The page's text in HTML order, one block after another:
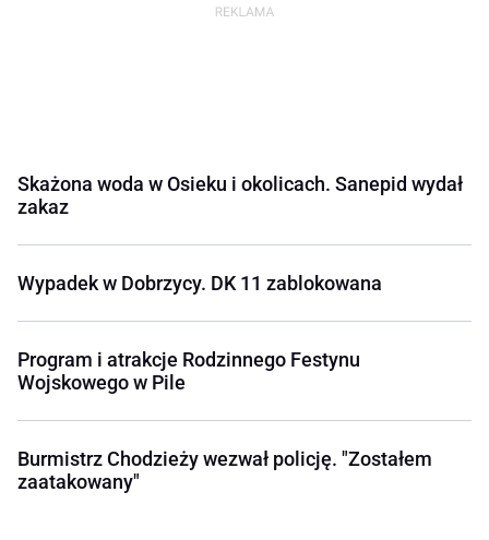
Skażona woda w Osieku i okolicach. Sanepid wydał
zakaz
Wypadek w Dobrzycy. DK 11 zablokowana
Program i atrakcje Rodzinnego Festynu
Wojskowego w Pile
Burmistrz Chodzieży wezwał policję. "Zostałem
zaatakowany"